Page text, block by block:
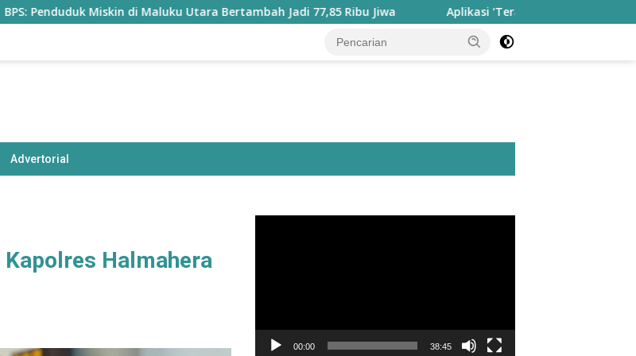
Miskin di Maluku Utara Bertambah Jadi 77,85 Ribu Jiwa Aplikasi ‘Teras Pendidikan’ Disiapkan
Advertorial
Halmahera
00:00 38:45